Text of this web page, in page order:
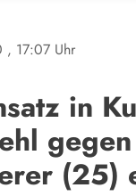
, 17:07 Uhr
in
gegen
(25)